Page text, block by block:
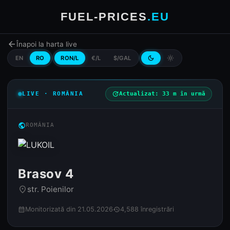
FUEL-PRICES.EU
arrow_backÎnapoi la harta live
EN RO RON/L €/L $/GAL dark_mode light_mode
LIVE · ROMÂNIA updateActualizat: 33 m în urmă
publicROMÂNIA
Brasov 4
place str. Poienilor
calendar_month Monitorizată din 21.05.2026history4,588 înregistrări